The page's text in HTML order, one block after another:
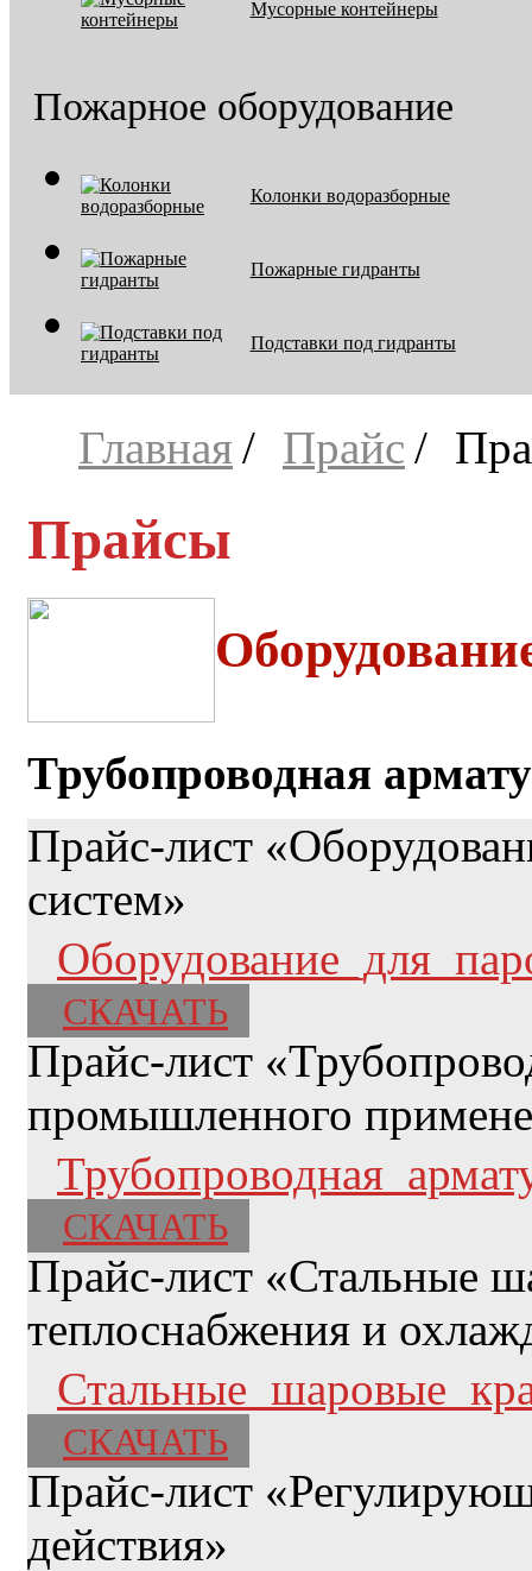
Мусорные контейнеры
Пожарное оборудование
Колонки водоразборные
Пожарные гидранты
Подставки под гидранты
Главная Прайс
Прайсы
Трубопроводная
Прайс-лист
систем»
СКАЧАТЬ
Прайс-лист
промышленного
СКАЧАТЬ
Прайс-лист «Стальные
теплоснабжения и
СКАЧАТЬ
Прайс-лист
действия»